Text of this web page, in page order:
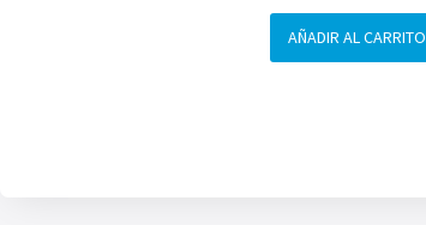
AÑADIR AL CARRITO